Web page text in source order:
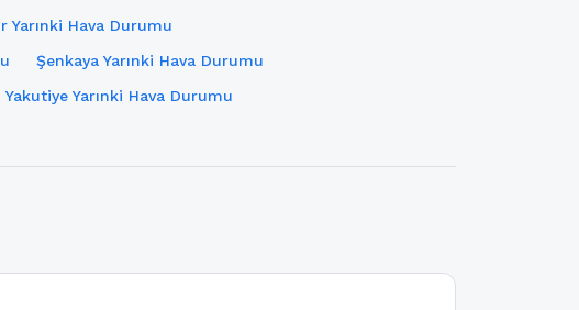
Yarınki Hava Durumu
Şenkaya Yarınki Hava Durumu
Yakutiye Yarınki Hava Durumu